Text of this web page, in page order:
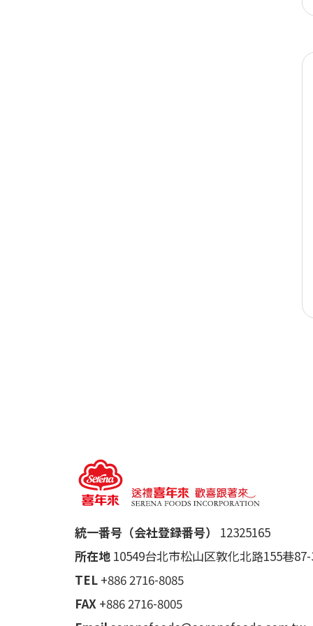
統一番号（会社登録番号）
12325165
所在地 10549台北市松山区敦化北路155巷
TEL +886 2716-8085
FAX +886 2716-8005